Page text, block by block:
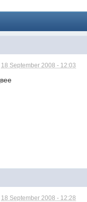
18 September 2008 - 12:03
18 September 2008 - 12:28